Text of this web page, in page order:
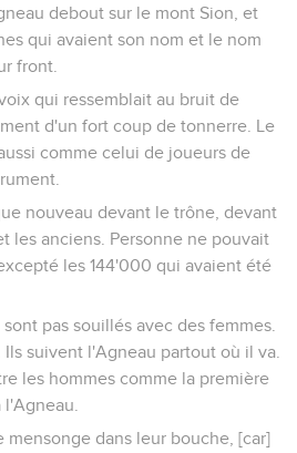
debout sur le mont Sion, et
qui avaient son nom et le nom
front.
qui ressemblait au bruit de
d'un fort coup de tonnerre. Le
comme celui de joueurs de
nouveau devant le trône, devant
les anciens. Personne ne pouvait
les 144'000 qui avaient été
pas souillés avec des femmes.
suivent l'Agneau partout où il va.
les hommes comme la première
mensonge dans leur bouche, [car]